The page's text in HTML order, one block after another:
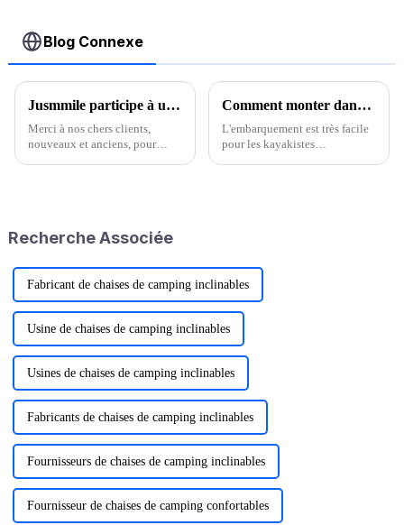
Blog Connexe
Jusmmile participe à une exposition indonésienne
Merci à nos chers clients,
nouveaux et anciens, pour
camping et…
Comment monter dans un kayak ?
L'embarquement est très facile
pour les kayakistes
Recherche Associée
Fabricant de chaises de camping inclinables
Usine de chaises de camping inclinables
Usines de chaises de camping inclinables
Fabricants de chaises de camping inclinables
Fournisseurs de chaises de camping inclinables
Fournisseur de chaises de camping confortables